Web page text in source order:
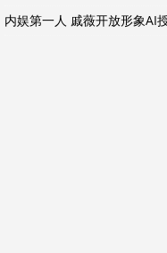
内娱第一人 戚薇开放形象AI